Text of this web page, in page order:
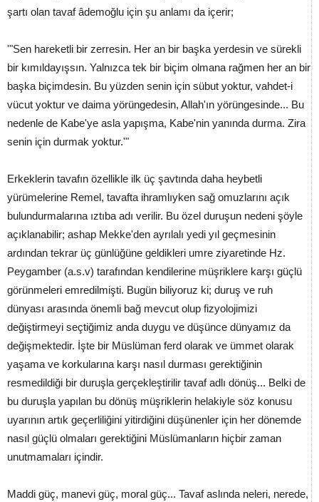
şartı olan tavaf âdemoğlu için şu anlamı da içerir;
'"Sen hareketli bir zerresin. Her an bir başka yerdesin ve sürekli
bir kımıldayışsın. Yalnızca tek bir biçim olmana rağmen her an bir
başka biçimdesin. Bu yüzden senin için sübut yoktur, vahdet-i
vücut yoktur ve daima yörüngedesin, Allah'ın yörüngesinde... Bu
nedenle de Kabe'ye asla yapışma, Kabe'nin yanında durma. Zira
senin için durmak yoktur.'"
Erkeklerin tavafın özellikle ilk üç şavtında daha heybetli
yürümelerine Remel, tavafta ihramlıyken sağ omuzlarını açık
bulundurmalarına ıztıba adı verilir. Bu özel duruşun nedeni şöyle
açıklanabilir; ashap Mekke'den ayrılalı yedi yıl geçmesinin
ardından tekrar üç günlüğüne geldikleri umre ziyaretinde Hz.
Peygamber (a.s.v) tarafından kendilerine müşriklere karşı güçlü
görünmeleri emredilmişti. Bugün biliyoruz ki; duruş ve ruh
dünyası arasında önemli bağ mevcut olup fizyolojimizi
değiştirmeyi seçtiğimiz anda duygu ve düşünce dünyamız da
değişmektedir. İşte bir Müslüman ferd olarak ve ümmet olarak
yaşama ve korkularına karşı nasıl durması gerektiğinin
resmedildiği bir duruşla gerçekleştirilir tavaf adlı dönüş... Belki de
bu duruşla yapılan bu dönüş müşriklerin helakiyle söz konusu
uyarının artık geçerliliğini yitirdiğini düşünenler için her dönemde
nasıl güçlü olmaları gerektiğini Müslümanların hiçbir zaman
unutmamaları içindir.
Maddi güç, manevi güç, moral güç... Tavaf aslında neleri, nerede,